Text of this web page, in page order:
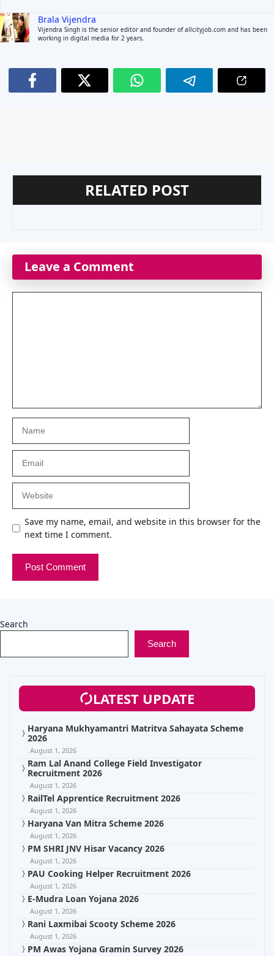
Brala Vijendra
Vijendra Singh is the senior editor and founder of allcityjob.com and has been
working in digital media for 2 years.
RELATED POST
Leave a Comment
Save my name, email, and website in this browser for the
next time I comment.
Search
Search
LATEST UPDATE
Haryana Mukhyamantri Matritva Sahayata Scheme
2026
August 1, 2026
Ram Lal Anand College Field Investigator
Recruitment 2026
August 1, 2026
RailTel Apprentice Recruitment 2026
August 1, 2026
Haryana Van Mitra Scheme 2026
August 1, 2026
PM SHRI JNV Hisar Vacancy 2026
August 1, 2026
PAU Cooking Helper Recruitment 2026
August 1, 2026
E-Mudra Loan Yojana 2026
August 1, 2026
Rani Laxmibai Scooty Scheme 2026
August 1, 2026
PM Awas Yojana Gramin Survey 2026